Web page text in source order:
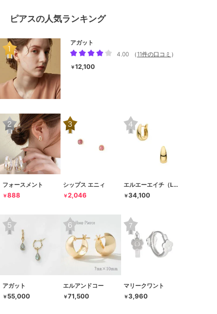
ピアスの人気ランキング
アガット
4.00
（ 11件の口コミ ）
￥12,100
フォースメント
￥888
シップス エニィ
￥2,046
エルエーエイチ（LAH）
￥34,100
アガット
￥ 55,000
エルアンドコー
￥71,500
マリークワント
￥3,960